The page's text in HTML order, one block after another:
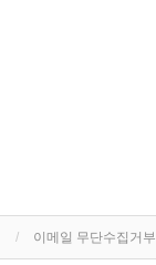
이메일 무단수집거부